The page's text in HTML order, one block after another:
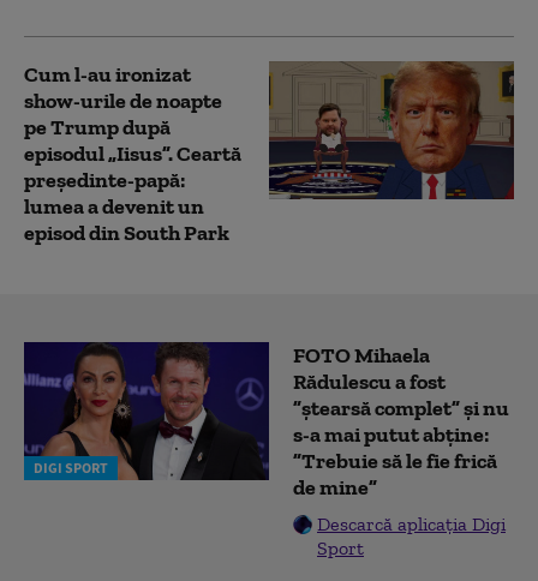
Cum l-au ironizat
show-urile de noapte
pe Trump după
episodul „Iisus”. Ceartă
președinte-papă:
lumea a devenit un
episod din South Park
DIGI SPORT
FOTO Mihaela
Rădulescu a fost
”ștearsă complet” și nu
s-a mai putut abține:
”Trebuie să le fie frică
de mine”
Descarcă aplicația Digi
Sport